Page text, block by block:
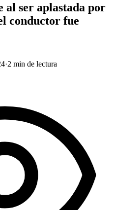
ser aplastada por
conductor fue
·2 min de lectura